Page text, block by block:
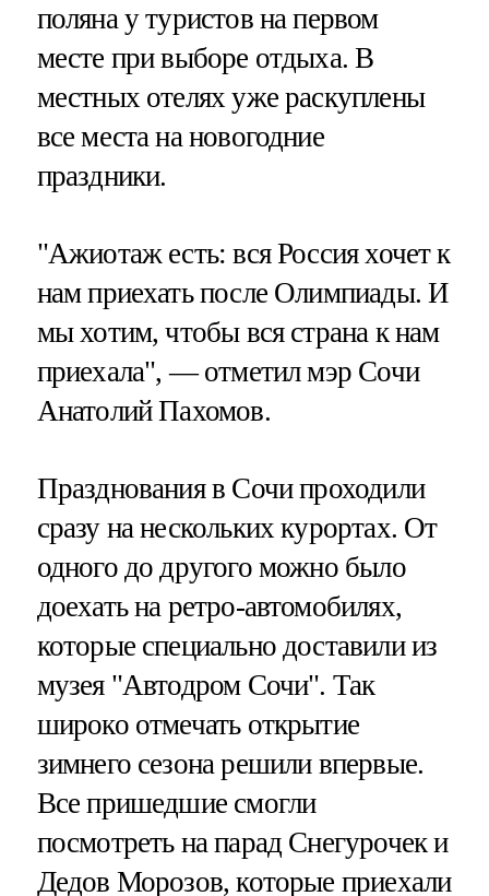
поляна у туристов на первом
месте при выборе отдыха. В
местных отелях уже раскуплены
все места на новогодние
праздники.
"Ажиотаж есть: вся Россия хочет к
нам приехать после Олимпиады. И
мы хотим, чтобы вся страна к нам
приехала", — отметил мэр Сочи
Анатолий Пахомов.
Празднования в Сочи проходили
сразу на нескольких курортах. От
одного до другого можно было
доехать на ретро-автомобилях,
которые специально доставили из
музея "Автодром Сочи". Так
широко отмечать открытие
зимнего сезона решили впервые.
Все пришедшие смогли
посмотреть на парад Снегурочек и
Дедов Морозов, которые приехали